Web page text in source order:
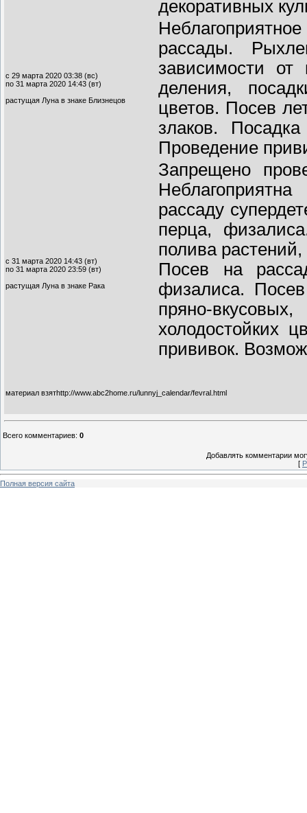
декоративных
с 29 марта 2020 03:38 (вс)
по 31 марта 2020 14:43 (вт)
растущая Луна в знаке Близнецов
рассады.
зависимости
деления,
цветов. Посев
злаков.
Проведение
с 31 марта 2020 14:43 (вт)
по 31 марта 2020 23:59 (вт)
растущая Луна в знаке Рака
Запрещено
рассаду
перца,
полива
Посев на
физалиса.
пряно-
холодостойких
прививок.
материал взятhttp://www.abc2home.ru/lunnyj_calendar/fevral.html
Всего комментариев: 0
Добавлять комментарии
[
Полная версия сайта